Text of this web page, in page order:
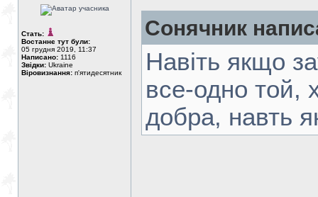
Стать:
Востаннє тут були:
05 грудня 2019, 11:37
Написано: 1116
Звідки: Ukraine
Віровизнання: п'ятидесятник
Сонячник
Навіть якщо
все-одно той,
добра, навть